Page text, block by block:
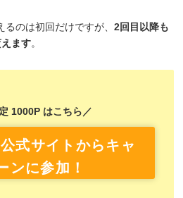
のは初回だけですが、 2回目以降も
ます。
1000P はこちら／
式サイトからキャ
ンに参加！